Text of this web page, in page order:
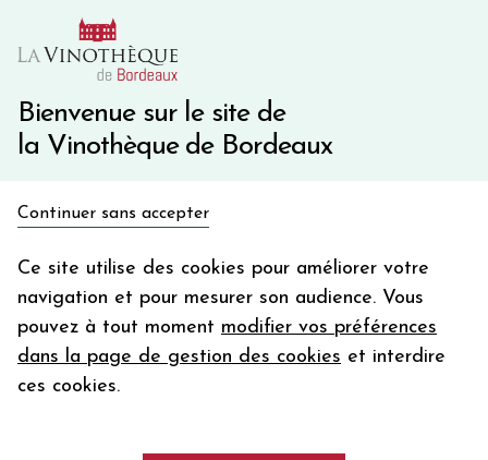
Bienvenue sur le site de
la Vinothèque de Bordeaux
Continuer sans accepter
Ce site utilise des cookies pour améliorer votre
navigation et pour mesurer son audience. Vous
pouvez à tout moment modifier vos préférences
dans la page de gestion des cookies et interdire
ces cookies.
10€ de remise immédiate sur votre première commande
Une question ?
en bon d'achat
Votre
email
En m’abonnant, j’accepte de recevoir la newsletter de la